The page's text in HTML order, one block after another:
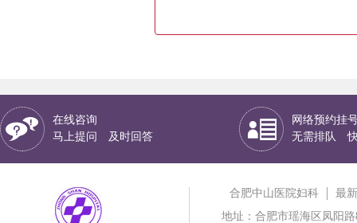
在线咨询
马上提问 及时回答
网络预约挂
无需排队
合肥中山医院妇科
最
地址：合肥市瑶海区凤阳路